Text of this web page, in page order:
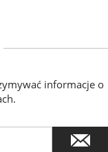
informacje o